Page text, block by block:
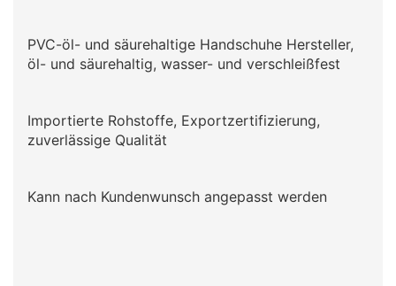
PVC-öl- und säurehaltige Handschuhe Hersteller,
öl- und säurehaltig, wasser- und verschleißfest
Importierte Rohstoffe, Exportzertifizierung,
zuverlässige Qualität
Kann nach Kundenwunsch angepasst werden